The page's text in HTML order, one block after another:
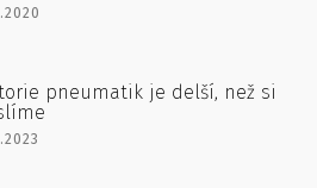
pneumatik je delší, než si